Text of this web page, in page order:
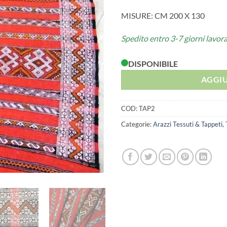
MISURE: CM 200 X 130
Spedito entro 3-7 giorni
DISPONIBILE
COD:TAP2
Categorie:Arazzi Tessuti & Tappeti,